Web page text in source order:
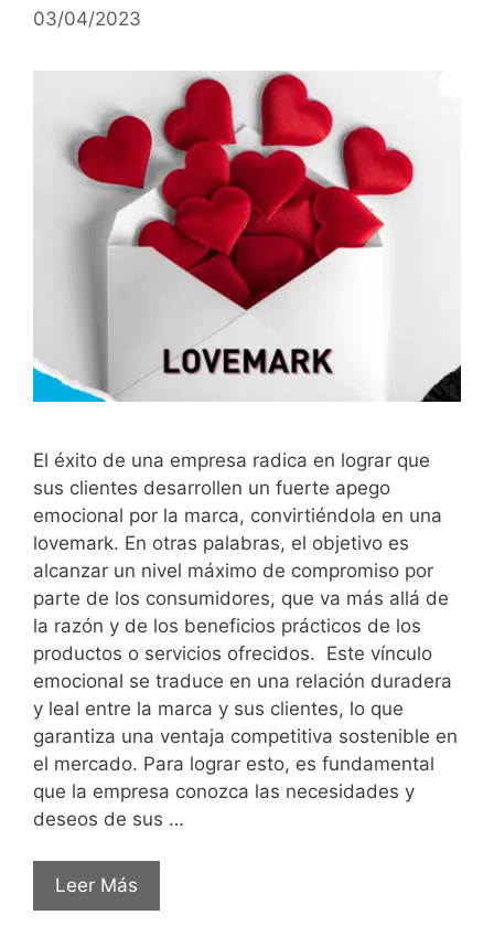
03/04/2023
El éxito de una empresa radica en lograr que
sus clientes desarrollen un fuerte apego
emocional por la marca, convirtiéndola en una
lovemark. En otras palabras, el objetivo es
alcanzar un nivel máximo de compromiso por
parte de los consumidores, que va más allá de
la razón y de los beneficios prácticos de los
productos o servicios ofrecidos. Este vínculo
emocional se traduce en una relación duradera
y leal entre la marca y sus clientes, lo que
garantiza una ventaja competitiva sostenible en
el mercado. Para lograr esto, es fundamental
que la empresa conozca las necesidades y
deseos de sus …
Leer Más